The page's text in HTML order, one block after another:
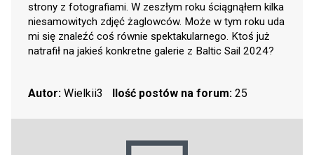
strony z fotografiami. W zeszłym roku ściągnąłem kilka
niesamowitych zdjęć żaglowców. Może w tym roku uda
mi się znaleźć coś równie spektakularnego. Ktoś już
natrafił na jakieś konkretne galerie z Baltic Sail 2024?
Autor: Wielkii3 Ilość postów na forum:25